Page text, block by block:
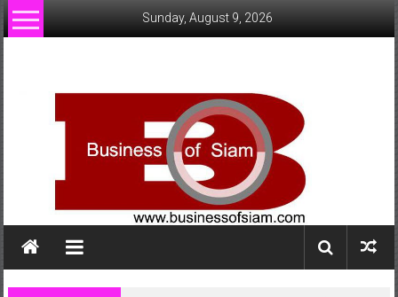
Skip
to
Sunday, August 9, 2026